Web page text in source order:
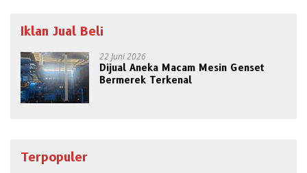
Iklan Jual Beli
22 Juni 2026
Dijual Aneka Macam Mesin Genset
Bermerek Terkenal
Terpopuler